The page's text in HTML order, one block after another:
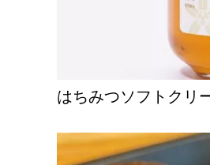
はちみつソフトクリ